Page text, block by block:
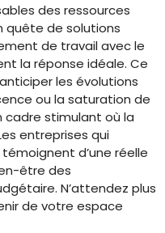
des ressources
quête de solutions
de travail avec le
la réponse idéale. Ce
les évolutions
ou la saturation de
cadre stimulant où la
entreprises qui
d’une réelle
être des
N’attendez plus
de votre espace